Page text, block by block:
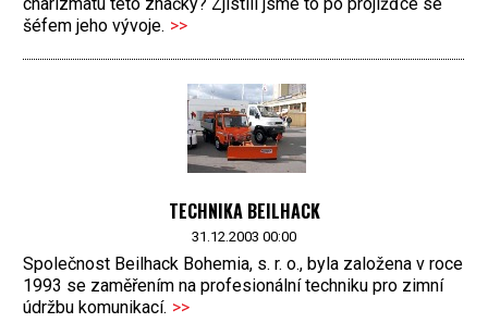
šéfem jeho vývoje. >>
TECHNIKA BEILHACK
31.12.2003 00:00
Společnost Beilhack Bohemia, s. r. o., byla založena v roce
1993 se zaměřením na profesionální techniku pro zimní
údržbu komunikací. >>